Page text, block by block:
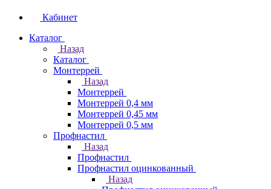
Кабинет
Каталог
Назад
Каталог
Монтеррей
Назад
Монтеррей
Монтеррей 0,4 мм
Монтеррей 0,45 мм
Монтеррей 0,5 мм
Профнастил
Назад
Профнастил
Профнастил оцинкованный
Назад